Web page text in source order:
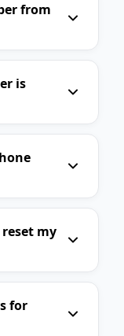
iCloud
from
is
my
for